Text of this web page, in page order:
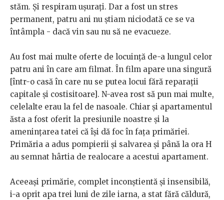
stăm. Și respiram ușurați. Dar a fost un stres
permanent, patru ani nu știam niciodată ce se va
întâmpla - dacă vin sau nu să ne evacueze.
Au fost mai multe oferte de locuință de-a lungul celor
patru ani în care am filmat. În film apare una singură
[într-o casă în care nu se putea locui fără reparații
capitale și costisitoare]. N-avea rost să pun mai multe,
celelalte erau la fel de nasoale. Chiar și apartamentul
ăsta a fost oferit la presiunile noastre și la
amenințarea tatei că își dă foc în fața primăriei.
Primăria a adus pompierii și salvarea și până la ora H
au semnat hârtia de realocare a acestui apartament.
Aceeași primărie, complet inconștientă și insensibilă,
i-a oprit apa trei luni de zile iarna, a stat fără căldură,